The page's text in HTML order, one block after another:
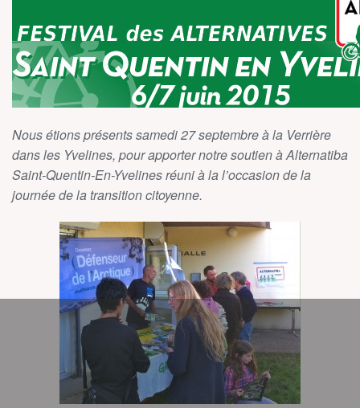
Nous étions présents samedi 27 septembre à la Verrière
dans les Yvelines, pour apporter notre soutien à Alternatiba
Saint-Quentin-En-Yvelines réuni à la l’occasion de la
journée de la transition citoyenne.